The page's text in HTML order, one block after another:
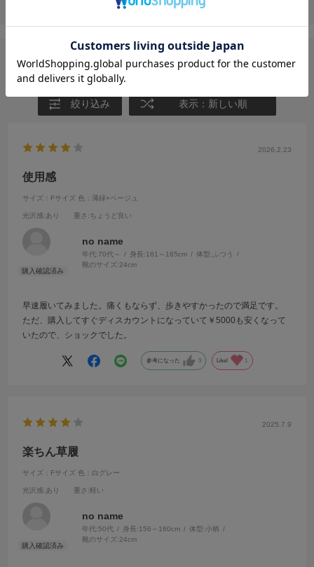
投稿画像はありません。
ユーザーレビュー
絞り込み 表示：新しい順
2026.2.23
使用感
サイズ：Fサイズ 色：薄緑×ベージュ
光沢感:あり 重さ :ちょうど良い
no name
年代:70代～ 身長:161～165cm 体型:ふつう
靴のサイズ:24cm
早速履いてみました。痛くもならず、歩きやすかったので満足です。
ただ、購入してすぐディスカウントになっていて￥5000も安くなって
いたので、ショックでした。
参考になった 3 Like!
2025.7.9
楽ちん草履
サイズ：Fサイズ 色：白グレー
光沢感:あり 重さ :軽い
no name
年代:50代 身長:156～160cm 体型:小柄
靴のサイズ:24cm